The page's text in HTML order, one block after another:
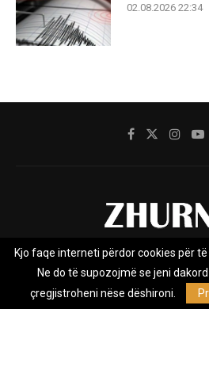
02.08.2026 22:34
Rreth nesh Impresumi
Privacy
Zhurnal.mk është Agjenci e Lajmeve e
Kjo faqe interneti përdor cookies për
Ne do të supozojmë se jeni
çregjistroheni nëse dëshironi.